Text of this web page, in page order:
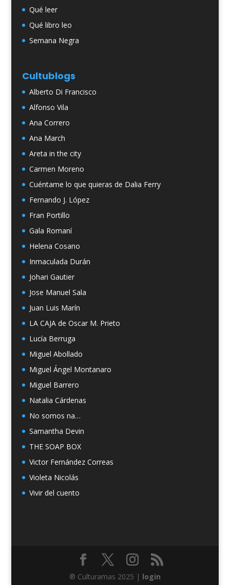
Qué leer
Qué libro leo
Semana Negra
Cultublogs
Alberto Di Francisco
Alfonso Vila
Ana Correro
Ana March
Areta in the city
Carmen Moreno
Cuéntame lo que quieras de Dalia Ferry
Fernando J. López
Fran Portillo
Gala Romaní
Helena Cosano
Inmaculada Durán
Johari Gautier
Jose Manuel Sala
Juan Luis Marín
LA CAJA de Oscar M. Prieto
Lucía Berruga
Miguel Abollado
Miguel Ángel Montanaro
Miguel Barrero
Natalia Cárdenas
No somos na…
Samantha Devin
THE SOAP BOX
Victor Fernández Correas
Violeta Nicolás
Vivir del cuento
® Culturamas 2025 | login